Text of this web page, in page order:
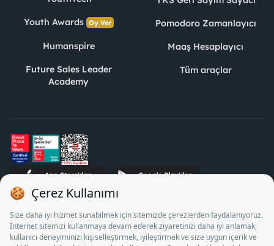
Youth Awards Oy Ver
Humanspire
Future Sales Leader
Academy
Pomodoro Zamanlayıcı
Maaş Hesaplayıcı
Tüm araçlar
STJ İnsan Kaynakları Bilişim ve Danışmanlık A.Ş. Özel İstihdam
Bürosu Olarak 13/05/2025 - 12/05/2028 tarihleri arasında